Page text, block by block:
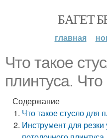
БАГЕТ
главная
Что такое
плинтуса. Что
Содержание
Что такое стусло для
Инструмент для